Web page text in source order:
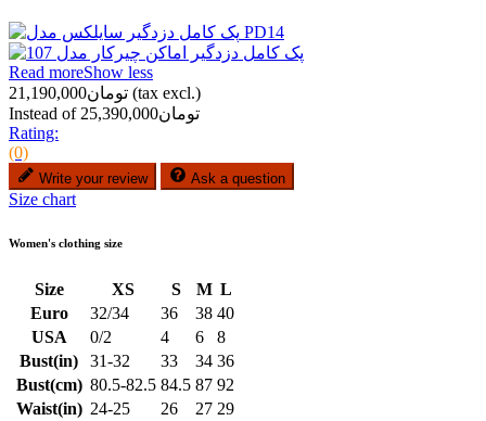
Read moreShow less
تومان21,190,000 (tax excl.)
Instead of تومان25,390,000
Rating:
(0)
Write your review Ask a question
Size chart
Women's clothing size
Size XS S M L
Euro
32/34 36 38 40
USA
0/2 4 6
8
Bust(in)
31-32 33 34 36
Bust(cm) 80.5-82.5 84.5 87 92
Waist(in) 24-25 26 27 29